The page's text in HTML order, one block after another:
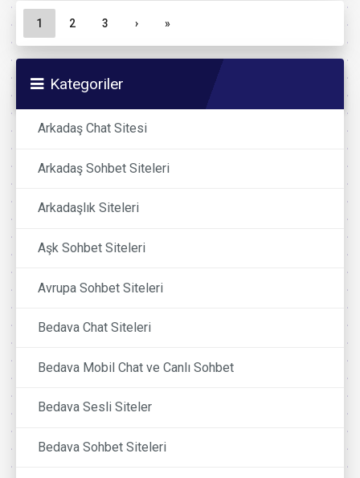
Sayfa gezinme
Geçerli Sayfa
1 Sayfa
2 Sayfa
3 › »
Kategoriler
Arkadaş Chat Sitesi
Arkadaş Sohbet Siteleri
Arkadaşlık Siteleri
Aşk Sohbet Siteleri
Avrupa Sohbet Siteleri
Bedava Chat Siteleri
Bedava Mobil Chat ve Canlı Sohbet
Bedava Sesli Siteler
Bedava Sohbet Siteleri